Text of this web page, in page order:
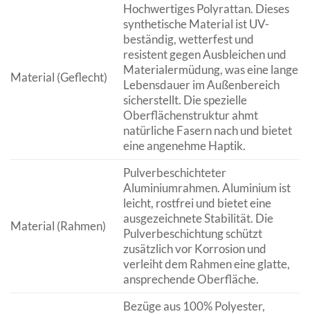
Material (Geflecht)
Hochwertiges Polyrattan. Dieses
synthetische Material ist UV-
beständig, wetterfest und
resistent gegen Ausbleichen und
Materialermüdung, was eine lange
Lebensdauer im Außenbereich
sicherstellt. Die spezielle
Oberflächenstruktur ahmt
natürliche Fasern nach und bietet
eine angenehme Haptik.
Material (Rahmen)
Pulverbeschichteter
Aluminiumrahmen. Aluminium ist
leicht, rostfrei und bietet eine
ausgezeichnete Stabilität. Die
Pulverbeschichtung schützt
zusätzlich vor Korrosion und
verleiht dem Rahmen eine glatte,
ansprechende Oberfläche.
Bezüge aus 100% Polyester,